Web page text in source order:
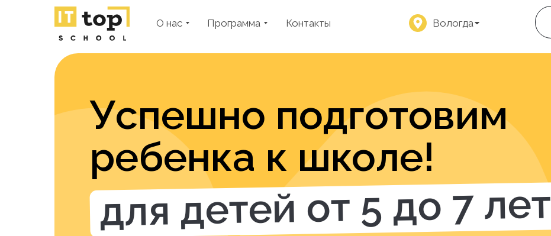
О нас Программа Контакты Вологда
Успешно подготовим
ребенка к школе!
для детей от 5 до 7 лет